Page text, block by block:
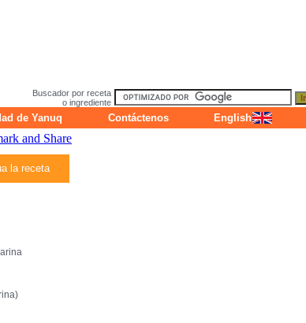
Buscador por receta
o ingrediente
de Yanuq Contáctenos English
la receta